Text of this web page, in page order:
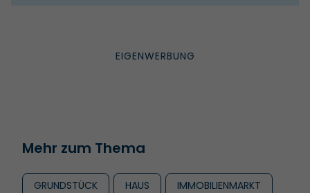
Mehr zum Thema
GRUNDSTÜCK HAUS IMMOBILIENMARKT